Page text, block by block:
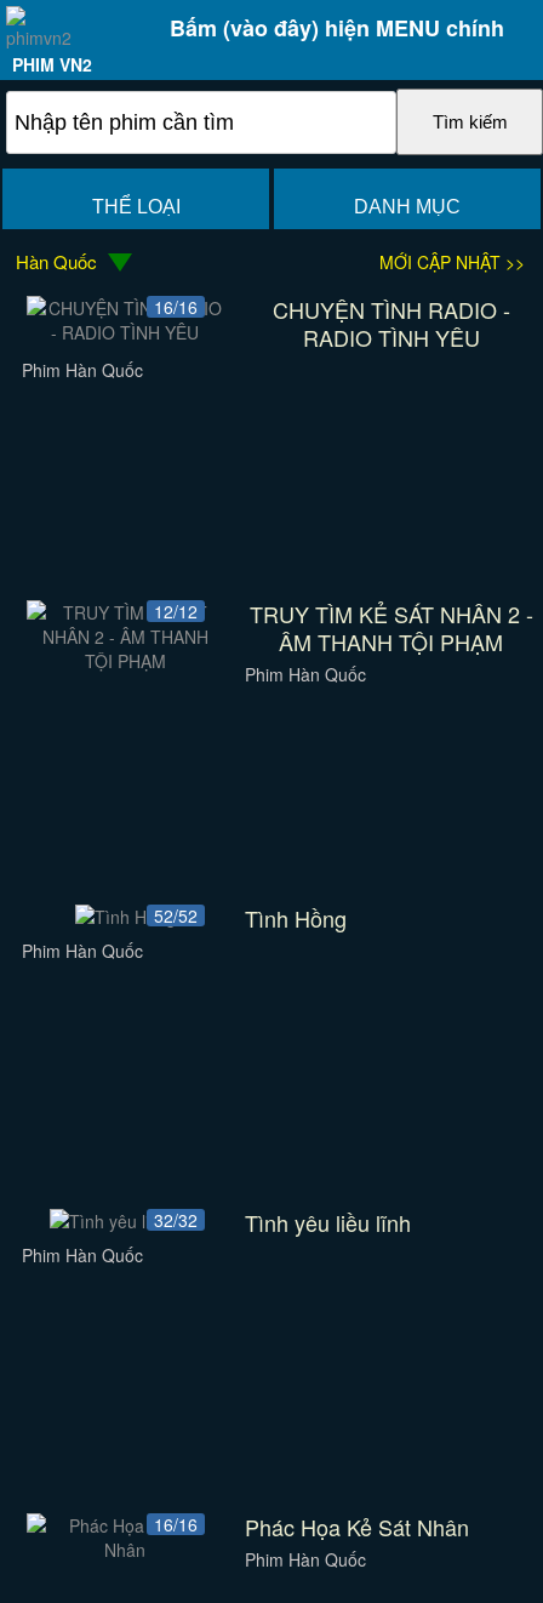
Bấm (vào đây) hiện MENU chính
PHIM VN2
THỂ LOẠI DANH MỤC
Hàn Quốc
MỚI CẬP NHẬT >>
16/16
CHUYỆN TÌNH RADIO -
RADIO TÌNH YÊU
Phim Hàn Quốc
12/12
TRUY TÌM KẺ SÁT NHÂN 2 -
ÂM THANH TỘI PHẠM
Phim Hàn Quốc
52/52 Tình Hồng
Phim Hàn Quốc
32/32 Tình yêu liều lĩnh
Phim Hàn Quốc
16/16 Phác Họa Kẻ Sát Nhân
Phim Hàn Quốc